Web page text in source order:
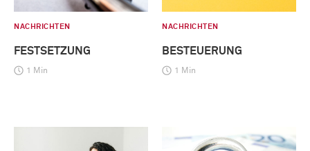
NACHRICHTEN
FESTSETZUNG
1 Min
NACHRICHTEN
BESTEUERUNG
1 Min